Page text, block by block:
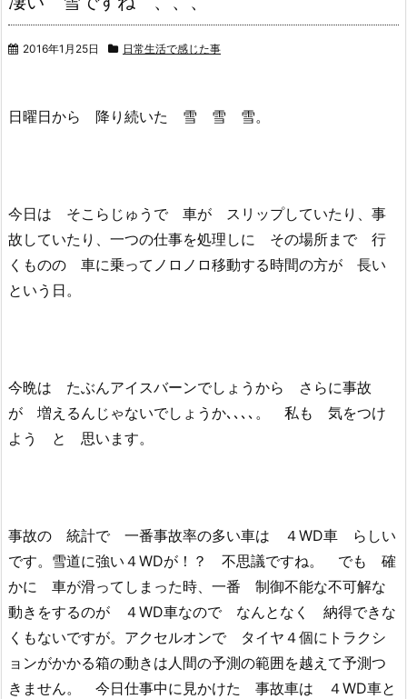
2016年1月25日 日常生活で感じた事
日曜日から 降り続いた 雪 雪 雪。
今日は そこらじゅうで 車が スリップしていたり、事
故していたり、一つの仕事を処理しに その場所まで 行
くものの 車に乗ってノロノロ移動する時間の方が 長い
という日。
今晩は たぶんアイスバーンでしょうから さらに事故
が 増えるんじゃないでしょうか､､､､。 私も 気をつけ
よう と 思います。
事故の 統計で 一番事故率の多い車は ４WD車 らしい
です。雪道に強い４WDが！？ 不思議ですね。 でも 確
かに 車が滑ってしまった時、一番 制御不能な不可解な
動きをするのが ４WD車なので なんとなく 納得できな
くもないですが。アクセルオンで タイヤ４個にトラクシ
ョンがかかる箱の動きは人間の予測の範囲を越えて予測つ
きません。 今日仕事中に見かけた 事故車は ４WD車と